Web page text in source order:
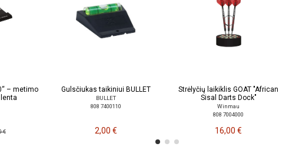
– metimo
€
Gulsčiukas taikiniui BULLET
BULLET
808 7400110
2,00 €
Strėlyčių laikiklis GOAT "African
Sisal Darts Dock"
Winmau
808 7004000
16,00 €